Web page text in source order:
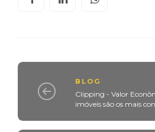
BLOG
Clipping - Valor
imóveis são os mais